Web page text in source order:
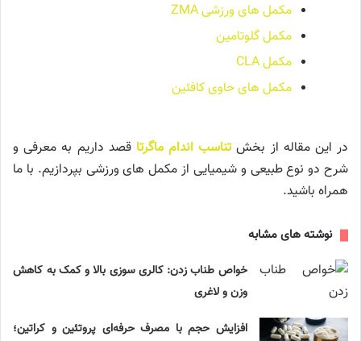
مکمل های ورزشی ZMA
مکمل گلوتامین
مکمل CLA
مکمل های حاوی کافئین
در این مقاله از بخشتناسب اندام ماگرتا قصد داریم به معرفی و
شرح دو نوع طبیعی و شیمیایی از مکمل های ورزشی بپردازیم. با ما
همراه باشید.
نوشته های مشابه
خواص طناب زدن: کالری‌ سوزی بالا و کمک به کاهش
وزن و لاغری
افزایش حجم با مصرف حرفه‌ای پروتئین و کراتین؛